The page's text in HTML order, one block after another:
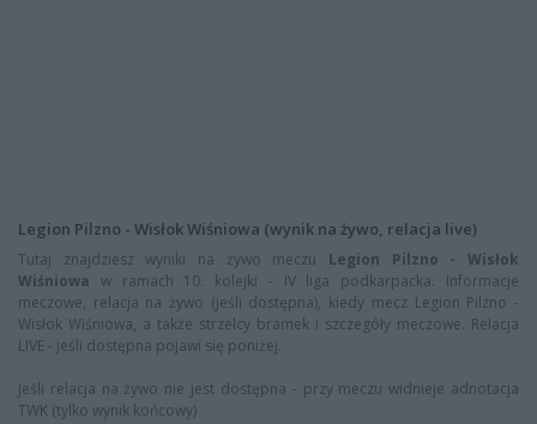
Legion Pilzno - Wisłok Wiśniowa (wynik na żywo, relacja live)
Tutaj znajdziesz wyniki na żywo meczu Legion Pilzno - Wisłok
Wiśniowa w ramach 10. kolejki - IV liga podkarpacka. Informacje
meczowe, relacja na żywo (jeśli dostępna), kiedy mecz Legion Pilzno -
Wisłok Wiśniowa, a także strzelcy bramek i szczegóły meczowe. Relacja
LIVE - jeśli dostępna pojawi się poniżej.
Jeśli relacja na żywo nie jest dostępna - przy meczu widnieje adnotacja
TWK (tylko wynik końcowy)